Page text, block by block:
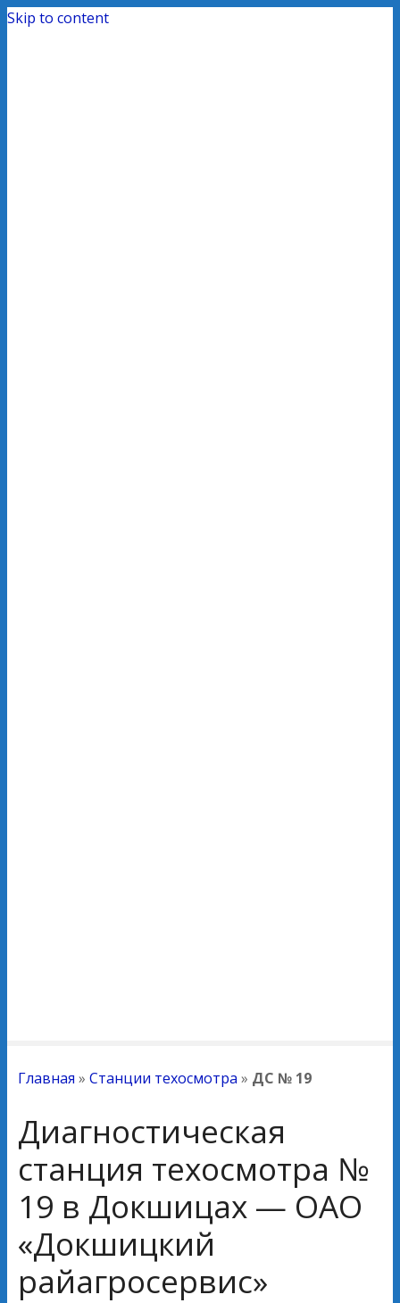
Skip to content
Главная » Станции техосмотра » ДС № 19
Диагностическая
станция техосмотра №
19 в Докшицах — ОАО
«Докшицкий
райагросервис»